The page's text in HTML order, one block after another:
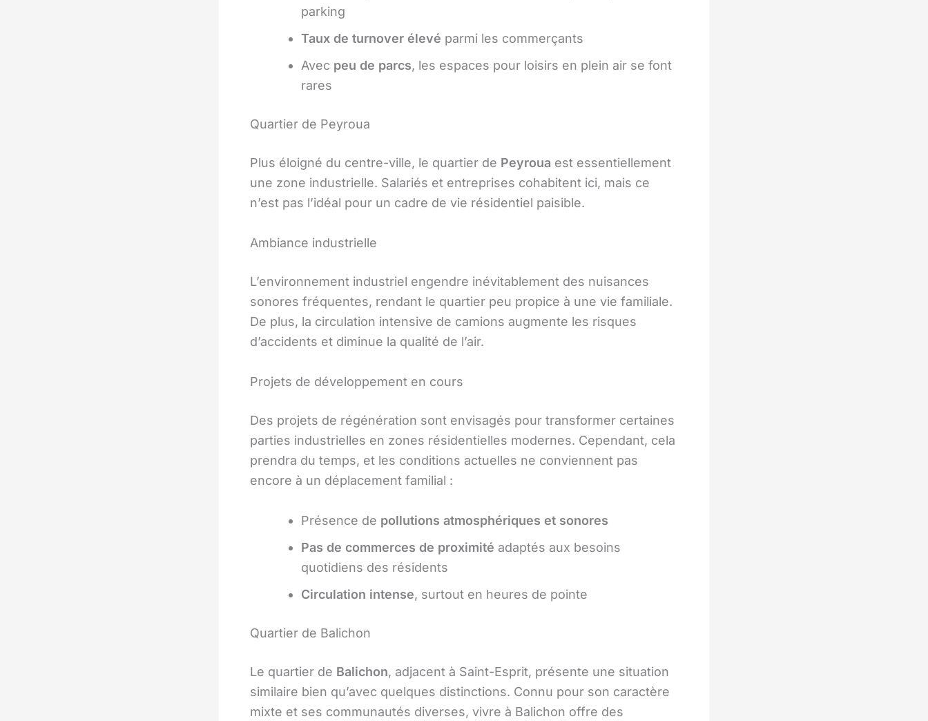
parking
Taux de turnover élevé parmi les commerçants
Avec peu de parcs, les espaces pour loisirs en plein air se font
rares
Quartier de Peyroua
Plus éloigné du centre-ville, le quartier de Peyroua est essentiellement
une zone industrielle. Salariés et entreprises cohabitent ici, mais ce
n’est pas l’idéal pour un cadre de vie résidentiel paisible.
Ambiance industrielle
L’environnement industriel engendre inévitablement des nuisances
sonores fréquentes, rendant le quartier peu propice à une vie familiale.
De plus, la circulation intensive de camions augmente les risques
d’accidents et diminue la qualité de l’air.
Projets de développement en cours
Des projets de régénération sont envisagés pour transformer certaines
parties industrielles en zones résidentielles modernes. Cependant, cela
prendra du temps, et les conditions actuelles ne conviennent pas
encore à un déplacement familial :
Présence de pollutions atmosphériques et sonores
Pas de commerces de proximité adaptés aux besoins
quotidiens des résidents
Circulation intense, surtout en heures de pointe
Quartier de Balichon
Le quartier de Balichon, adjacent à Saint-Esprit, présente une situation
similaire bien qu’avec quelques distinctions. Connu pour son caractère
mixte et ses communautés diverses, vivre à Balichon offre des